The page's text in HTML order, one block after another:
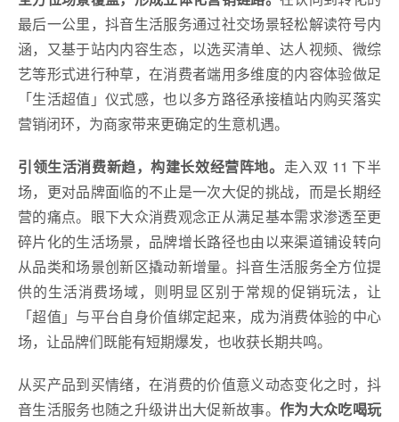
最后一公里，抖音生活服务通过社交场景轻松解读符号内
涵，又基于站内内容生态，以选买清单、达人视频、微综
艺等形式进行种草，在消费者端用多维度的内容体验做足
「生活超值」仪式感，也以多方路径承接植站内购买落实
营销闭环，为商家带来更确定的生意机遇。
引领生活消费新趋，构建长效经营阵地。 走入双 11 下半
场，更对品牌面临的不止是一次大促的挑战，而是长期经
营的痛点。眼下大众消费观念正从满足基本需求渗透至更
碎片化的生活场景，品牌增长路径也由以来渠道铺设转向
从品类和场景创新区撬动新增量。抖音生活服务全方位提
供的生活消费场域，则明显区别于常规的促销玩法，让
「超值」与平台自身价值绑定起来，成为消费体验的中心
场，让品牌们既能有短期爆发，也收获长期共鸣。
从买产品到买情绪，在消费的价值意义动态变化之时，抖
音生活服务也随之升级讲出大促新故事。 作为大众吃喝玩